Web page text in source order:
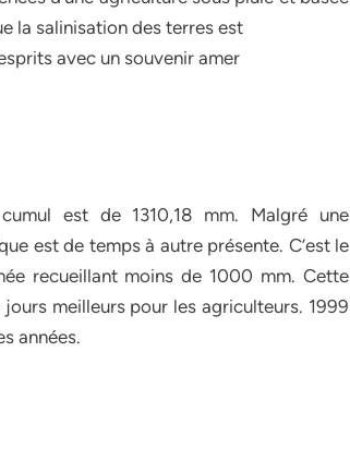
la salinisation des terres est
avec un souvenir amer
est de 1310,18 mm. Malgré une
est de temps à autre présente. C’est le
recueillant moins de 1000 mm. Cette
meilleurs pour les agriculteurs. 1999
années.